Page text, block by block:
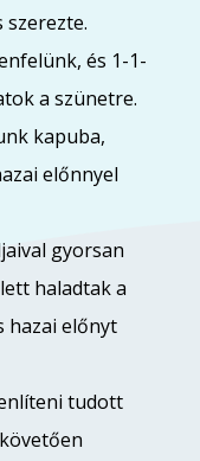
és 1-1-
a szünetre.
kapuba,
előnnyel
gyorsan
haladtak a
hazai előnyt
tudott